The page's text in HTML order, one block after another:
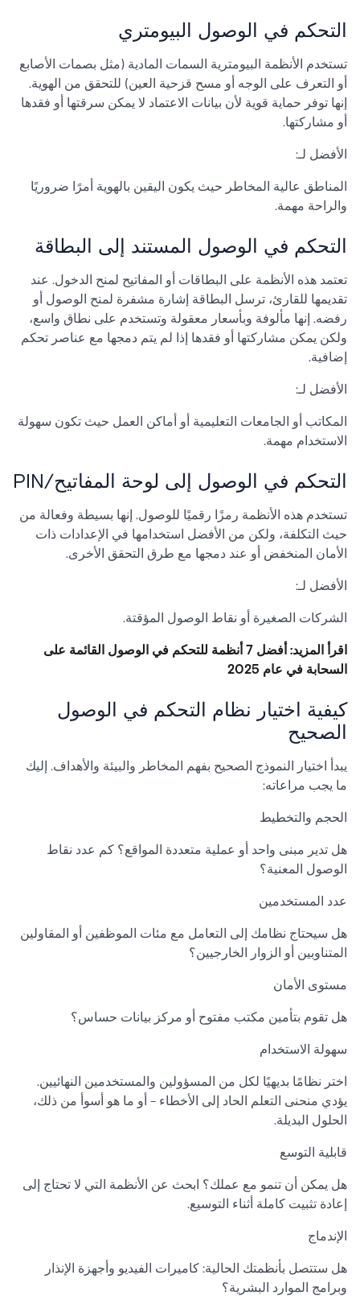
التحكم في الوصول البيومتري
تستخدم الأنظمة البيومترية السمات المادية (مثل بصمات الأصابع
أو التعرف على الوجه أو مسح قزحية العين) للتحقق من الهوية.
إنها توفر حماية قوية لأن بيانات الاعتماد لا يمكن سرقتها أو فقدها
أو مشاركتها.
الأفضل لـ:
المناطق عالية المخاطر حيث يكون اليقين بالهوية أمرًا ضروريًا
والراحة مهمة.
التحكم في الوصول المستند إلى البطاقة
تعتمد هذه الأنظمة على البطاقات أو المفاتيح لمنح الدخول. عند
تقديمها للقارئ، ترسل البطاقة إشارة مشفرة لمنح الوصول أو
رفضه. إنها مألوفة وبأسعار معقولة وتستخدم على نطاق واسع،
ولكن يمكن مشاركتها أو فقدها إذا لم يتم دمجها مع عناصر تحكم
إضافية.
الأفضل لـ:
المكاتب أو الجامعات التعليمية أو أماكن العمل حيث تكون سهولة
الاستخدام مهمة.
التحكم في الوصول إلى لوحة المفاتيح/PIN
تستخدم هذه الأنظمة رمزًا رقميًا للوصول. إنها بسيطة وفعالة من
حيث التكلفة، ولكن من الأفضل استخدامها في الإعدادات ذات
الأمان المنخفض أو عند دمجها مع طرق التحقق الأخرى.
الأفضل لـ:
الشركات الصغيرة أو نقاط الوصول المؤقتة.
اقرأ المزيد: أفضل 7 أنظمة للتحكم في الوصول القائمة على
السحابة في عام 2025
كيفية اختيار نظام التحكم في الوصول
الصحيح
يبدأ اختيار النموذج الصحيح بفهم المخاطر والبيئة والأهداف. إليك
ما يجب مراعاته:
الحجم والتخطيط
هل تدير مبنى واحد أو عملية متعددة المواقع؟ كم عدد نقاط
الوصول المعنية؟
عدد المستخدمين
هل سيحتاج نظامك إلى التعامل مع مئات الموظفين أو المقاولين
المتناوبين أو الزوار الخارجيين؟
مستوى الأمان
هل تقوم بتأمين مكتب مفتوح أو مركز بيانات حساس؟
سهولة الاستخدام
اختر نظامًا بديهيًا لكل من المسؤولين والمستخدمين النهائيين.
يؤدي منحنى التعلم الحاد إلى الأخطاء - أو ما هو أسوأ من ذلك،
الحلول البديلة.
قابلية التوسع
هل يمكن أن تنمو مع عملك؟ ابحث عن الأنظمة التي لا تحتاج إلى
إعادة تثبيت كاملة أثناء التوسيع.
الإندماج
هل ستتصل بأنظمتك الحالية: كاميرات الفيديو وأجهزة الإنذار
وبرامج الموارد البشرية؟